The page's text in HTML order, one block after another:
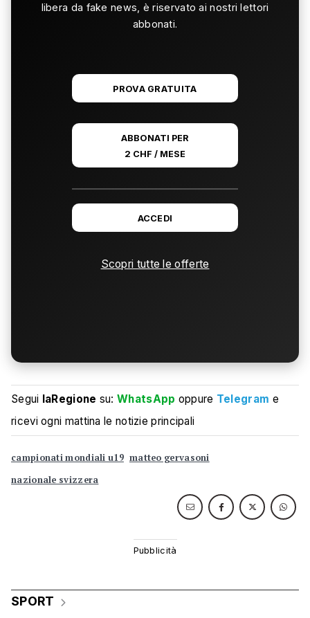
libera da fake news, è riservato ai nostri lettori
abbonati.
PROVA GRATUITA
ABBONATI PER
2 CHF / MESE
ACCEDI
Scopri tutte le offerte
Segui laRegione su:WhatsApp oppure Telegram e
ricevi ogni mattina le notizie principali
campionati mondiali u19 matteo gervasoni
nazionale svizzera
SPORT